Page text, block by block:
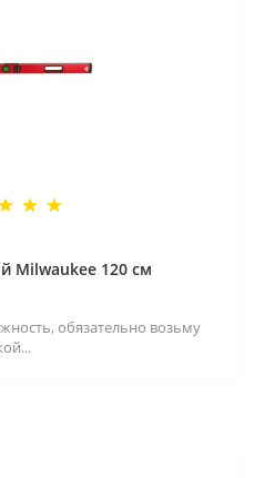
Milwaukee 120 см
обязательно возьму